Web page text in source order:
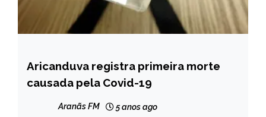
CAPELINHA
MINAS
Aricanduva registra primeira morte
causada pela Covid-19
Aranãs FM 5 anos ago